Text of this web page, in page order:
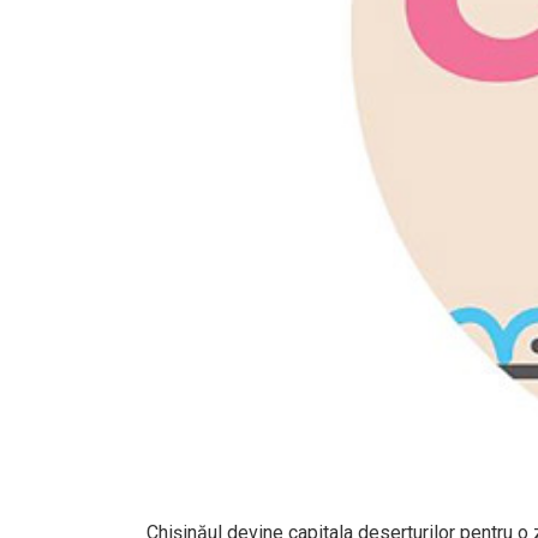
Chișinăul devine capitala deserturilor pentru o